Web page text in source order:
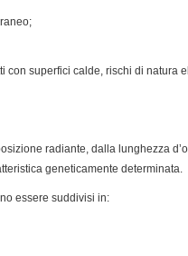
con superfici calde, rischi di natura
radiante, dalla lunghezza
geneticamente determinata.
essere suddivisi in: